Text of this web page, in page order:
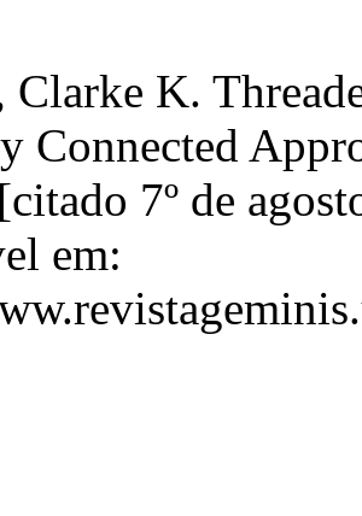
Clarke K.
Connected
7º de
em: